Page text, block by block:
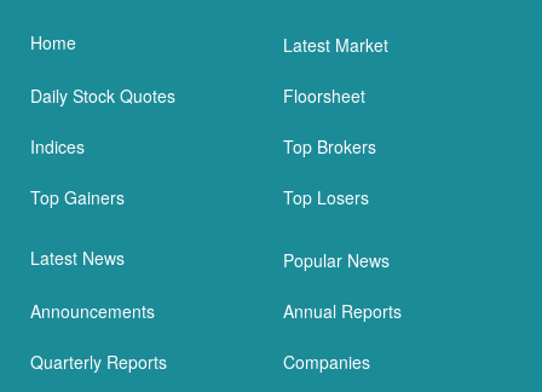
Home Latest Market
Daily Stock Quotes Floorsheet
Indices Top Brokers
Top Gainers Top Losers
Latest News Popular News
Announcements Annual Reports
Quarterly Reports Companies